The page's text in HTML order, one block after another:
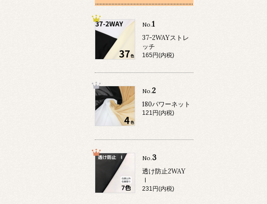
No.1
37-2WAYストレ
ッチ
165円(内税)
No.2
180パワーネット
121円(内税)
No.3
透け防止2WAY
Ⅰ
231円(内税)